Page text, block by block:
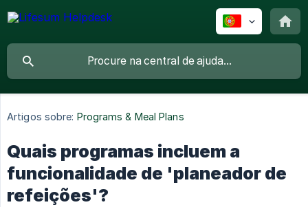
Artigos sobre: Programs & Meal Plans
Quais programas incluem a
funcionalidade de 'planeador de
refeições'?